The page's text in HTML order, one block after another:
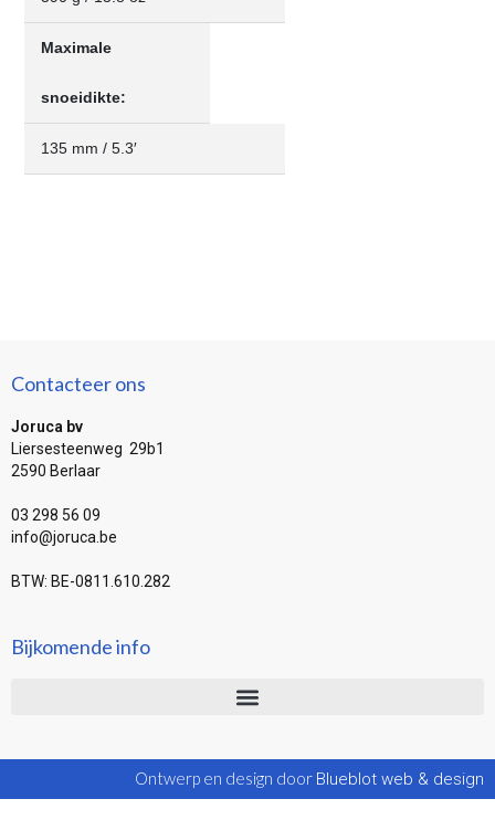
Maximale
snoeidikte:
135 mm / 5.3′
Contacteer ons
Joruca bv
Liersesteenweg 29b1
2590 Berlaar
03 298 56 09
info@joruca.be
BTW: BE-0811.610.282
Bijkomende info
Ontwerp en design door Blueblot web & design